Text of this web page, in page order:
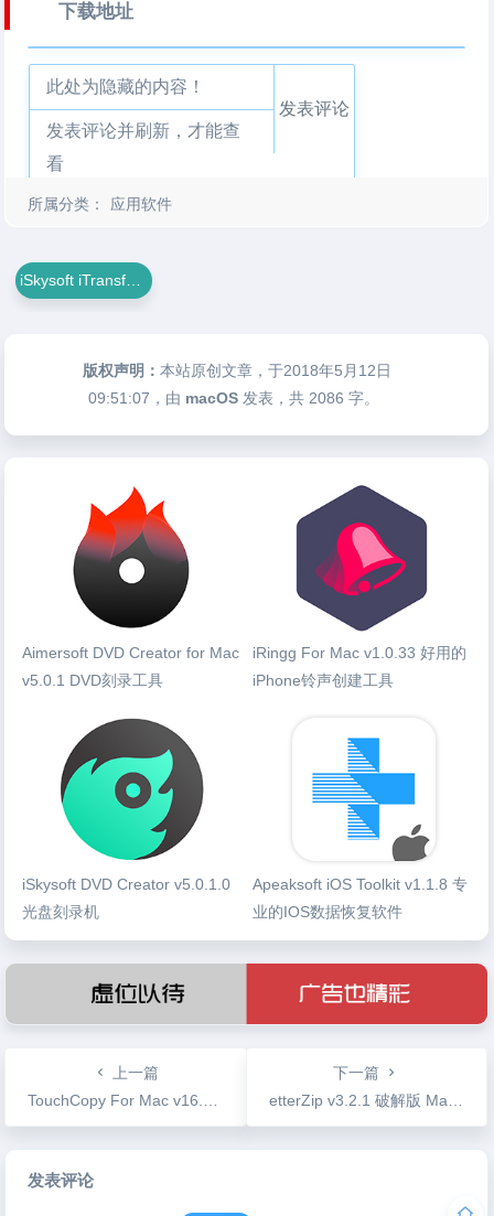
下载地址
此处为隐藏的内容！
发表评论并刷新，才能查
看
发表评论
所属分类： 应用软件
版权声明：本站原创文章，于2018年5月12日
09:51:07 ，由 macOS 发表，共 2086 字。
Aimersoft DVD Creator for Mac
v5.0.1 DVD刻录工具
iRingg For Mac v1.0.33 好用的
iPhone铃声创建工具
iSkysoft DVD Creator v5.0.1.0
光盘刻录机
Apeaksoft iOS Toolkit v1.1.8 专
业的IOS数据恢复软件
上一篇
TouchCopy For Mac v16.10 IOS设备文件传输工具
下一篇
etterZip v3.2.1 破解版 Mac下最好的压缩工具
发表评论